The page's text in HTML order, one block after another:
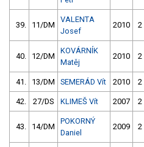
39. 11/DM
VALENTA
Josef
2010 2
40. 12/DM
KOVÁRNÍK
Matěj
2010 2
41. 13/DM SEMERÁD Vít 2010 2
42. 27/DS KLIMEŠ Vít 2007 2
43. 14/DM
POKORNÝ
Daniel
2009 2